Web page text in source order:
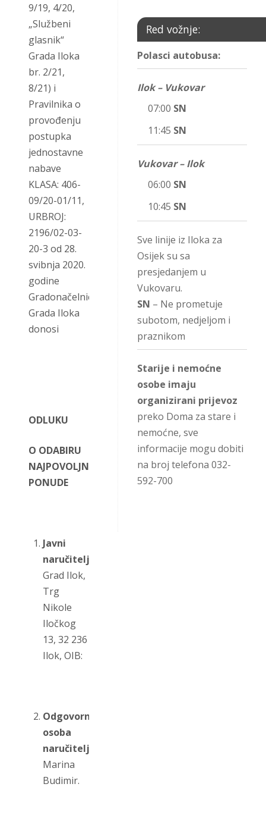
9/19, 4/20,
„Službeni
glasnik“
Grada Iloka
br. 2/21,
8/21) i
Pravilnika o
provođenju
postupka
jednostavne
nabave
KLASA: 406-
09/20-01/11,
URBROJ:
2196/02-03-
20-3 od 28.
svibnja 2020.
godine
Gradonačelnica
Grada Iloka
donosi
ODLUKU
O ODABIRU
NAJPOVOLJNIJE
PONUDE
Javni
naručitelj:
Grad Ilok,
Trg
Nikole
Iločkog
13, 32 236
Ilok, OIB:
Odgovorna
osoba
naručitelja:
Marina
Budimir.
Red vožnje:
Polasci autobusa:
Ilok – Vukovar
07:00 SN
11:45 SN
Vukovar – Ilok
06:00 SN
10:45 SN
Sve linije iz Iloka za
Osijek su sa
presjedanjem u
Vukovaru.
SN – Ne prometuje
subotom, nedjeljom i
praznikom
Starije i nemoćne
osobe imaju
organizirani prijevoz
preko Doma za stare i
nemoćne, sve
informacije mogu dobiti
na broj telefona 032-
592-700